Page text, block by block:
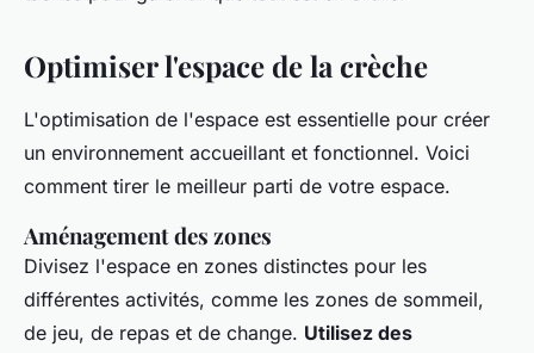
Optimiser l'espace de la crèche
L'optimisation de l'espace est essentielle pour créer
un environnement accueillant et fonctionnel. Voici
comment tirer le meilleur parti de votre espace.
Aménagement des zones
Divisez l'espace en zones distinctes pour les
différentes activités, comme les zones de sommeil,
de jeu, de repas et de change. Utilisez des